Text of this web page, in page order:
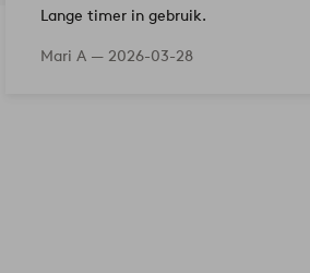
Lange timer in gebruik.
Mari A — 2026-03-28